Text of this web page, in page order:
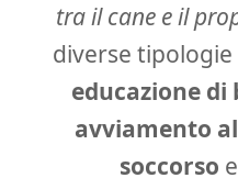
tra il cane e il
diverse
educazione di
avviamento
soccorso